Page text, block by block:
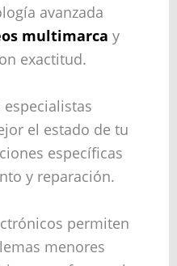
avanzada
multimarca y
exactitud.
especialistas
el estado de tu
específicas
y reparación.
permiten
menores